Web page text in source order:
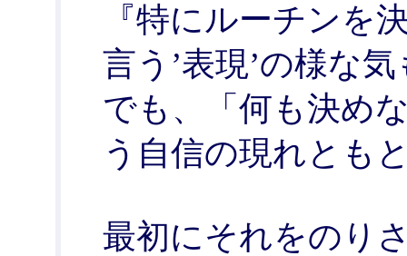
『特にルーチンを
言う’表現’の様な
でも、「何も決め
う自信の現れとも
最初にそれをのり